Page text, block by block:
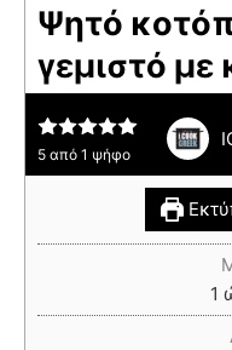
Ψητό
γεμιστό με
5 από 1 ψήφο
1